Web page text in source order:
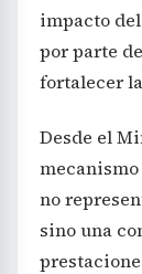
impacto
por parte
fortalecer
Desde el
mecanismo
no
sino una